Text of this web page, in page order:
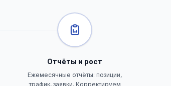
Отчёты и рост
Ежемесячные отчёты: позиции,
трафик, заявки. Корректируем